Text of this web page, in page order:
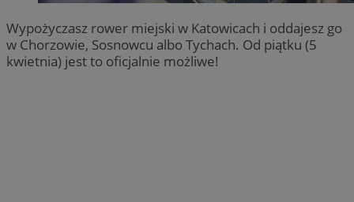
Wypożyczasz rower miejski w Katowicach i oddajesz go
w Chorzowie, Sosnowcu albo Tychach. Od piątku (5
kwietnia) jest to oficjalnie możliwe!